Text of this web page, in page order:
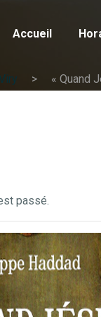
Accueil
« Quand
passé.